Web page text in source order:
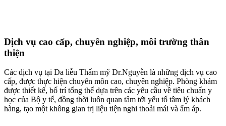
Dịch vụ cao cấp, chuyên nghiệp, môi trường thân
thiện
Các dịch vụ tại Da liễu Thẩm mỹ Dr.Nguyễn là những dịch vụ cao
cấp, được thực hiện chuyên môn cao, chuyên nghiệp. Phòng khám
được thiết kế, bố trí tổng thể dựa trên các yêu cầu về tiêu chuẩn y
học của Bộ y tế, đồng thời luôn quan tâm tới yếu tố tâm lý khách
hàng, tạo một không gian trị liệu tiện nghi thoải mái và ấm áp.